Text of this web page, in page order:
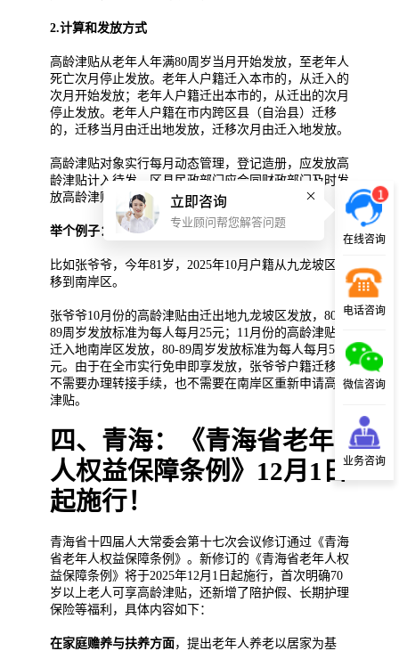
2.计算和发放方式
高龄津贴从老年人年满80周岁当月开始发放，至老年人
死亡次月停止发放。老年人户籍迁入本市的，从迁入的
次月开始发放；老年人户籍迁出本市的，从迁出的次月
停止发放。老年人户籍在市内跨区县（自治县）迁移
的，迁移当月由迁出地发放，迁移次月由迁入地发放。
高龄津贴对象实行每月动态管理，登记造册，应发放高
龄津贴计入待发。区县民政部门应会同财政部门及时发
放高龄津贴。
举个例子：
比如张爷爷，今年81岁，2025年10月户籍从九龙坡区迁
移到南岸区。
张爷爷10月份的高龄津贴由迁出地九龙坡区发放，80-
89周岁发放标准为每人每月25元；11月份的高龄津贴由
迁入地南岸区发放，80-89周岁发放标准为每人每月50
元。由于在全市实行免申即享发放，张爷爷户籍迁移后
不需要办理转接手续，也不需要在南岸区重新申请高龄
津贴。
四、青海：《青海省老年
人权益保障条例》12月1日
起施行！
青海省十四届人大常委会第十七次会议修订通过《青海
省老年人权益保障条例》。新修订的《青海省老年人权
益保障条例》将于2025年12月1日起施行，首次明确70
岁以上老人可享高龄津贴，还新增了陪护假、长期护理
保险等福利，具体内容如下：
在家庭赡养与扶养方面，提出老年人养老以居家为基
1
在线咨询
电话咨询
微信咨询
业务咨询
立即咨询
专业顾问帮您解答问题